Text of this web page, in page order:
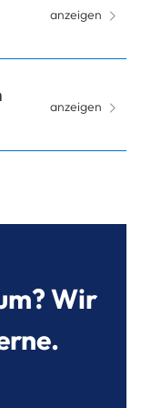
anzeigen
anzeigen
Wir